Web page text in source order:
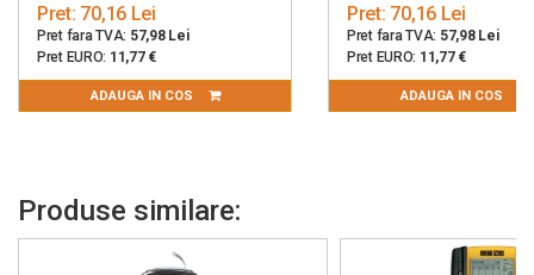
Pret: 70,16 Lei
Pret fara TVA: 57,98 Lei
Pret EURO: 11,77 €
ADAUGA IN COS
Pret: 70,16 Lei
Pret fara TVA: 57,98 Lei
Pret EURO: 11,77 €
ADAUGA IN COS
Produse similare: